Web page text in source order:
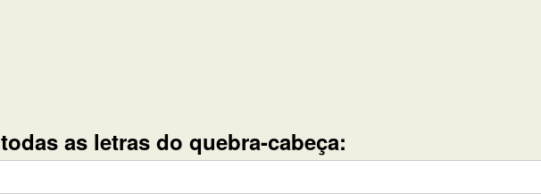
as letras do quebra-cabeça: